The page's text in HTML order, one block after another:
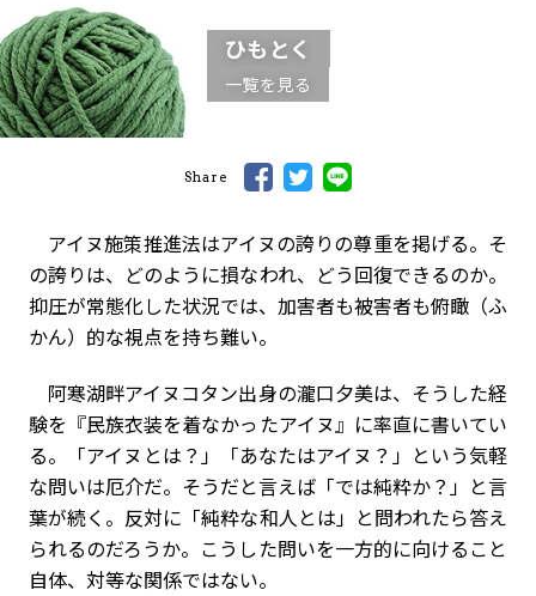
ひもとく
一覧を見る
Share
アイヌ施策推進法はアイヌの誇りの尊重を掲げる。そ
の誇りは、どのように損なわれ、どう回復できるのか。
抑圧が常態化した状況では、加害者も被害者も俯瞰（ふ
かん）的な視点を持ち難い。
阿寒湖畔アイヌコタン出身の瀧口夕美は、そうした経
験を『民族衣装を着なかったアイヌ』に率直に書いてい
る。「アイヌとは？」「あなたはアイヌ？」という気軽
な問いは厄介だ。そうだと言えば「では純粋か？」と言
葉が続く。反対に「純粋な和人とは」と問われたら答え
られるのだろうか。こうした問いを一方的に向けること
自体、対等な関係ではない。